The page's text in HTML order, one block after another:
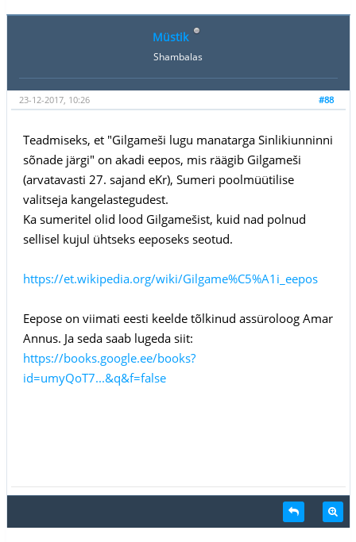
Müstik
Shambalas
#88
23-12-2017, 10:26
Teadmiseks, et "Gilgameši lugu manatarga Sinlikiunninni
sõnade järgi" on akadi eepos, mis räägib Gilgameši
(arvatavasti 27. sajand eKr), Sumeri poolmüütilise
valitseja kangelastegudest.
Ka sumeritel olid lood Gilgamešist, kuid nad polnud
sellisel kujul ühtseks eeposeks seotud.
https://et.wikipedia.org/wiki/Gilgame%C5%A1i_eepos
Eepose on viimati eesti keelde tõlkinud assüroloog Amar
Annus. Ja seda saab lugeda siit:
https://books.google.ee/books?
id=umyQoT7...&q&f=false